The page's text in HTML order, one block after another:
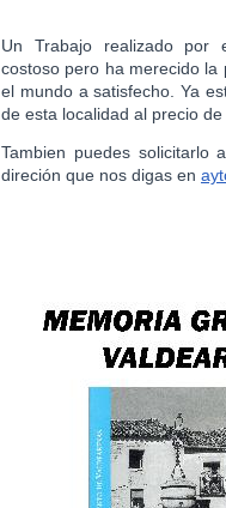
Un Trabajo realizado por
costoso pero ha merecido
el mundo a satisfecho. Ya
de esta localidad al precio
Tambien puedes
direción que nos digas en